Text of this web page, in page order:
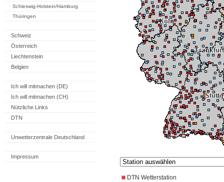
Schleswig-Holstein/Hamburg
Thüringen
Schweiz
Österreich
Liechtenstein
Belgien
Ich will mitmachen (DE)
Ich will mitmachen (CH)
Nützliche Links
DTN
Unwetterzentrale Deutschland
Impressum
DTN Wetterstation